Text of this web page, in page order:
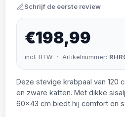
Schrijf de eerste review
€198,99
incl. BTW · Artikelnummer:
Deze stevige krabpaal van 120
en zware katten. Met dikke
60x43 cm biedt hij comfort en